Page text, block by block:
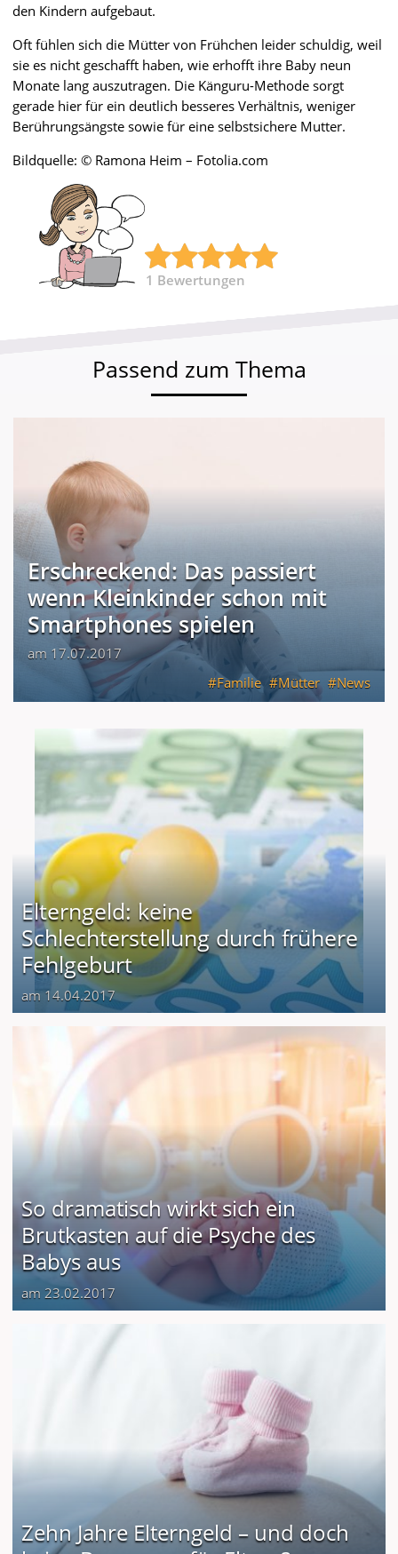
den Kindern aufgebaut.
Oft fühlen sich die Mütter von Frühchen leider schuldig, weil
sie es nicht geschafft haben, wie erhofft ihre Baby neun
Monate lang auszutragen. Die Känguru-Methode sorgt
gerade hier für ein deutlich besseres Verhältnis, weniger
Berührungsängste sowie für eine selbstsichere Mutter.
Bildquelle: © Ramona Heim – Fotolia.com
1 Bewertungen
Passend zum Thema
Erschreckend: Das passiert
wenn Kleinkinder schon mit
Smartphones spielen
am 17.07.2017
Familie
Mütter News
Elterngeld: keine
Schlechterstellung durch frühere
Fehlgeburt
am 14.04.2017
So dramatisch wirkt sich ein
Brutkasten auf die Psyche des
Babys aus
am 23.02.2017
Zehn Jahre Elterngeld – und doch